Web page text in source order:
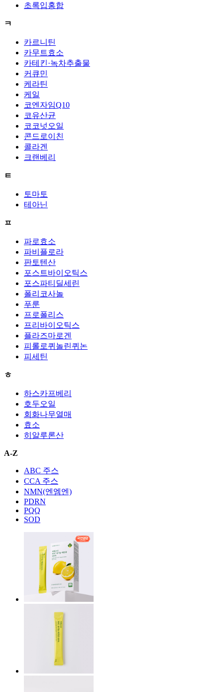
초록입홍합
ㅋ
카르니틴
카무트효소
카테킨·녹차추출물
커큐민
케라틴
케일
코엔자임Q10
코유산균
코코넛오일
콘드로이친
콜라겐
크랜베리
ㅌ
토마토
테아닌
ㅍ
파로효소
파비플로라
판토텐산
포스트바이오틱스
포스파티딜세린
폴리코사놀
푸룬
프로폴리스
프리바이오틱스
플라즈마로겐
피롤로퀴놀린퀴논
피세틴
ㅎ
하스카프베리
호두오일
회화나무열매
효소
히알루론산
A-Z
ABC 주스
CCA 주스
NMN(엔엠엔)
PDRN
PQQ
SOD